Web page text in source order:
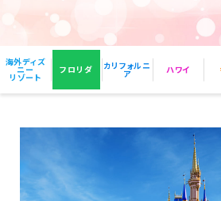
海外ディズ
ニー
リゾート
フロリダ カリフォルニ
ア ハワイ